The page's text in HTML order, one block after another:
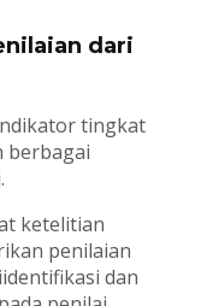
dari
tingkat
berbagai
ketelitian
penilaian
dan